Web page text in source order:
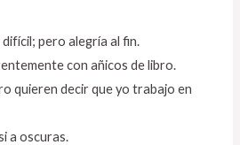
pero alegría al fin.
con añicos de libro.
quieren decir que yo trabajo en
a oscuras.